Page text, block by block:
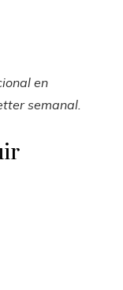
en
semanal.